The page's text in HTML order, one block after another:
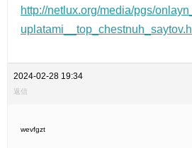
http://netlux.org/media/pgs/
2024-02-28 19:34
返信
wevfgzt